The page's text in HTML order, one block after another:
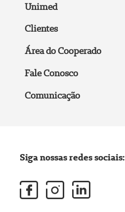
Unimed
Clientes
Área do Cooperado
Fale Conosco
Comunicação
Siga nossas redes sociais: